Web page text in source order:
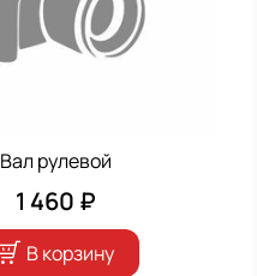
Вал рулевой
1 460 ₽
В корзину